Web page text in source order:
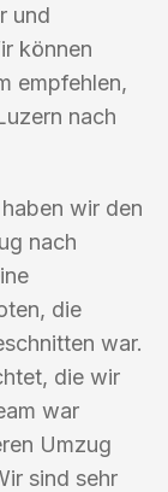
und
können
empfehlen,
nach
wir den
nach
die
war.
die wir
war
Umzug
sind sehr